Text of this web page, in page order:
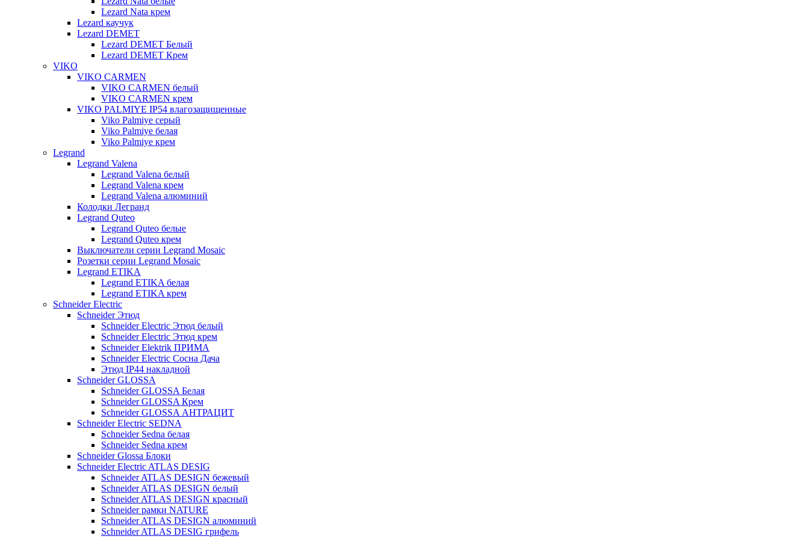
Lezard Nata крем
Lezard каучук
Lezard DEMET
Lezard DEMET Белый
Lezard DEMET Крем
VIKO
VIKO CARMEN
VIKO CARMEN белый
VIKO CARMEN крем
VIKO PALMIYE IP54 влагозащищенные
Viko Palmiye серый
Viko Palmiye белая
Viko Palmiye крем
Legrand
Legrand Valena
Legrand Valena белый
Legrand Valena крем
Legrand Valena алюминий
Колодки Легранд
Legrand Quteo
Legrand Quteo белые
Legrand Quteo крем
Выключатели серии Legrand Mosaic
Розетки серии Legrand Mosaic
Legrand ETIKA
Legrand ETIKA белая
Legrand ETIKA крем
Schneider Electric
Schneider Этюд
Schneider Electric Этюд белый
Schneider Electric Этюд крем
Schneider Elektrik ПРИМА
Schneider Electric Сосна Дача
Этюд IP44 накладной
Schneider GLOSSA
Schneider GLOSSA Белая
Schneider GLOSSA Крем
Schneider GLOSSA АНТРАЦИТ
Schneider Electric SEDNA
Schneider Sedna белая
Schneider Sedna крем
Schneider Glossa Блоки
Schneider Electric ATLAS DESIG
Schneider ATLAS DESIGN бежевый
Schneider ATLAS DESIGN белый
Schneider ATLAS DESIGN красный
Schneider рамки NATURE
Schneider ATLAS DESIGN алюминий
Schneider ATLAS DESIG грифель